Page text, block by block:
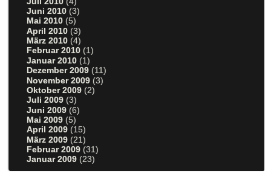
Juni 2010 (3)
Mai 2010 (5)
April 2010 (3)
März 2010 (4)
Februar 2010 (1)
Januar 2010 (1)
Dezember 2009 (11)
November 2009 (3)
Oktober 2009 (2)
Juli 2009 (3)
Juni 2009 (6)
Mai 2009 (5)
April 2009 (15)
März 2009 (21)
Februar 2009 (31)
Januar 2009 (23)